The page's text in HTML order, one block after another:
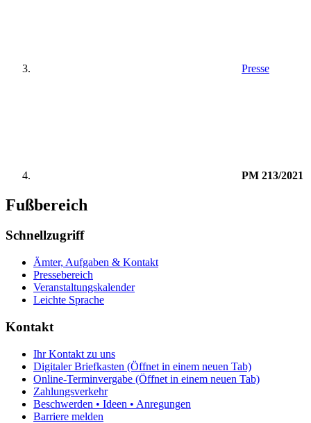
Presse
PM 213/2021
Fußbereich
Schnellzugriff
Ämter, Aufgaben & Kontakt
Pressebereich
Veranstaltungskalender
Leichte Sprache
Kontakt
Ihr Kontakt zu uns
Digitaler Briefkasten (Öffnet in einem neuen Tab)
Online-Terminvergabe (Öffnet in einem neuen Tab)
Zahlungsverkehr
Beschwerden • Ideen • Anregungen
Barriere melden